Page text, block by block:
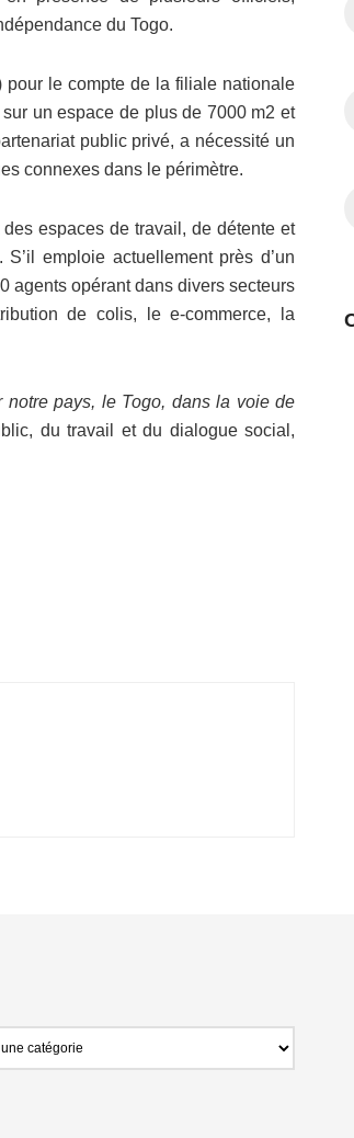
du Togo.
le compte de la filiale nationale
un espace de plus de 7000 m2 et
public privé, a nécessité un
connexes dans le périmètre.
espaces de travail, de détente et
emploie actuellement près d’un
agents opérant dans divers secteurs
de colis, le e-commerce, la
pays, le Togo, dans la voie de
du travail et du dialogue social,